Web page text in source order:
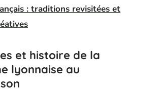
: traditions revisitées et
et histoire de la
lyonnaise au